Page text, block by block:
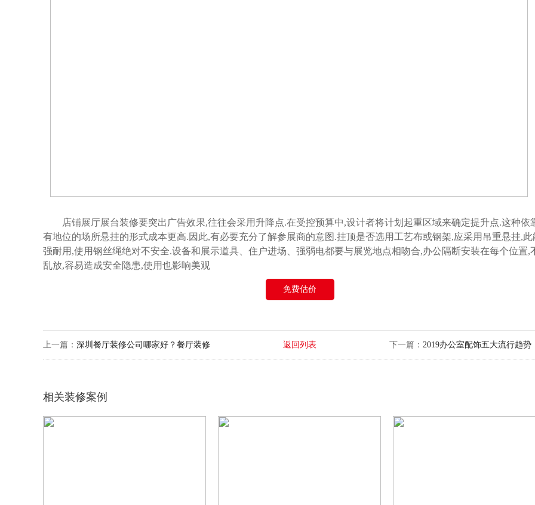
店铺展厅展台装修要突出广告效果,往往会采用升降点.在受控预算中,设计者将计划起重区域来确定提升点.这种依
有地位的场所悬挂的形式成本更高.因此,有必要充分了解参展商的意图.挂顶是否选用工艺布或钢架,应采用吊重悬挂,此
强耐用,使用钢丝绳绝对不安全.设备和展示道具、住户进场、强弱电都要与展览地点相吻合,办公隔断安装在每个位置,
乱放,容易造成安全隐患,使用也影响美观
免费估价
上一篇： 深圳餐厅装修公司哪家好？餐厅装修 下一篇： 2019办公室配饰五大流行趋势
返回列表
相关装修案例